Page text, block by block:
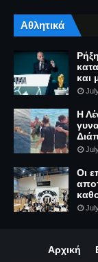
Αθλητικά
και
Η
Οι
Αρχική